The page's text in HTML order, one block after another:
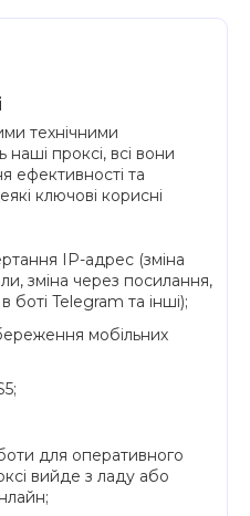
технічними
проксі, всі вони
ефективності та
ключові корисні
IP-адрес (зміна
зміна через посилання,
Telegram та інші);
мобільних
для оперативного
вийде з ладу або